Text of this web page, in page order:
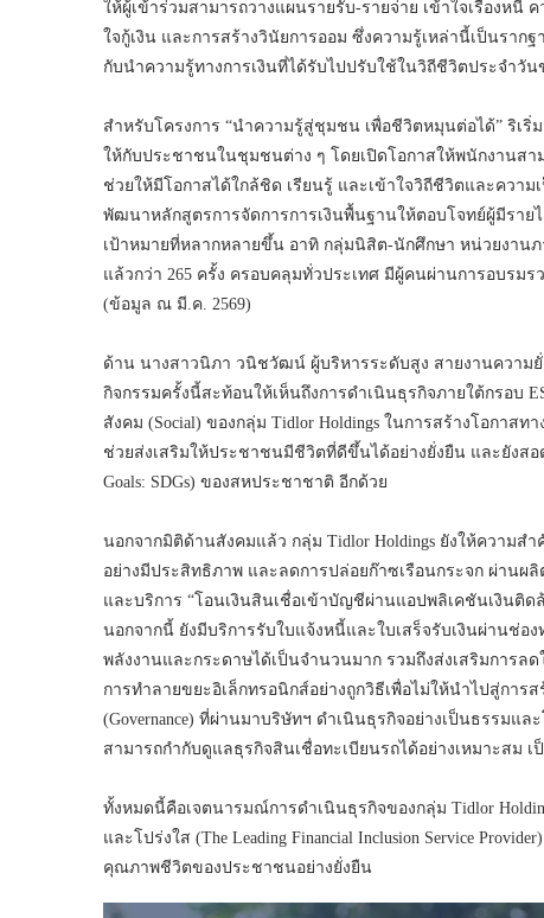
ให้ผู้เข้าร่วมสามารถวางแผนรายรับ-รายจ่าย เข้าใจเรื่องห
ใจกู้เงิน และการสร้างวินัยการออม ซึ่งความรู้เหล่านี้เป็นรา
กับนำความรู้ทางการเงินที่ได้รับไปปรับใช้ในวิถีชีวิตประจำวัน
สำหรับโครงการ “นำความรู้สู่ชุมชน เพื่อชีวิตหมุนต่อได้” ริเริ่
ให้กับประชาชนในชุมชนต่าง ๆ โดยเปิดโอกาสให้พนักงานส
ช่วยให้มีโอกาสได้ใกล้ชิด เรียนรู้ และเข้าใจวิถีชีวิตและควา
พัฒนาหลักสูตรการจัดการการเงินพื้นฐานให้ตอบโจทย์ผู้มีรา
เป้าหมายที่หลากหลายขึ้น อาทิ กลุ่มนิสิต-นักศึกษา หน่วยงาน
แล้วกว่า 265 ครั้ง ครอบคลุมทั่วประเทศ มีผู้คนผ่านการอบรม
(ข้อมูล ณ มี.ค. 2569)
ด้าน นางสาวนิภา วนิชวัฒน์ ผู้บริหารระดับสูง สายงานความยั่ง
กิจกรรมครั้งนี้สะท้อนให้เห็นถึงการดำเนินธุรกิจภายใต้กรอบ
สังคม (Social) ของกลุ่ม Tidlor Holdings ในการสร้างโอกา
ช่วยส่งเสริมให้ประชาชนมีชีวิตที่ดีขึ้นได้อย่างยั่งยืน และยังสอ
Goals: SDGs) ของสหประชาชาติ อีกด้วย
นอกจากมิติด้านสังคมแล้ว กลุ่ม Tidlor Holdings ยังให้ความส
อย่างมีประสิทธิภาพ และลดการปล่อยก๊าซเรือนกระจก ผ่าน
และบริการ “โอนเงินสินเชื่อเข้าบัญชีผ่านแอปพลิเคชันเงินติ
นอกจากนี้ ยังมีบริการรับใบแจ้งหนี้และใบเสร็จรับเงินผ่านช่อ
พลังงานและกระดาษได้เป็นจำนวนมาก รวมถึงส่งเสริมการ
การทำลายขยะอิเล็กทรอนิกส์อย่างถูกวิธีเพื่อไม่ให้นำไปสู่กา
(Governance) ที่ผ่านมาบริษัทฯ ดำเนินธุรกิจอย่างเป็นธรรม
สามารถกำกับดูแลธุรกิจสินเชื่อทะเบียนรถได้อย่างเหมาะสม
ทั้งหมดนี้คือเจตนารมณ์การดำเนินธุรกิจของกลุ่ม Tidlor
และโปร่งใส (The Leading Financial Inclusion Service
คุณภาพชีวิตของประชาชนอย่างยั่งยืน